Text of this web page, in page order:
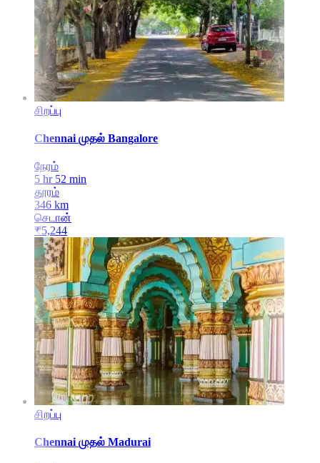
சிறப்பு
Chennai முதல் Bangalore
நேரம்
5 hr 52 min
தூரம்
346 km
செடான்
₹5,244
சிறப்பு
Chennai முதல் Madurai